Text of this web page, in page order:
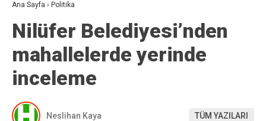
Ana Sayfa › Politika
Nilüfer Belediyesi’nden
mahallelerde yerinde
inceleme
Neslihan Kaya TÜM YAZILARI